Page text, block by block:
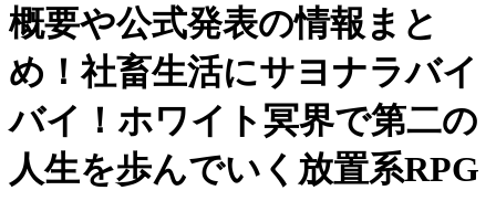
概要や公式発表の情報まと
め！社畜生活にサヨナラバイ
バイ！ホワイト冥界で第二の
人生を歩んでいく放置系RPG